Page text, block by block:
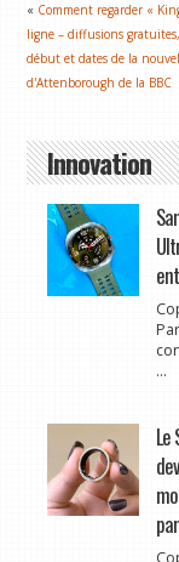
« Comment regarder «
ligne – diffusions
début et dates de la
d'Attenborough de la BBC
Innovation
...
Le